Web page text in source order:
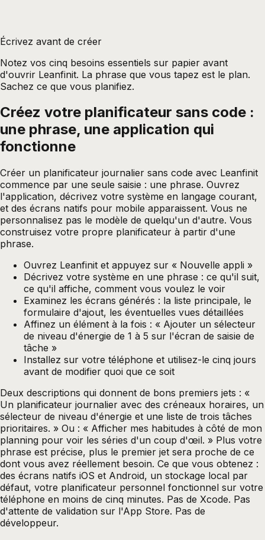
Écrivez avant de créer
Notez vos cinq besoins essentiels sur papier avant
d'ouvrir Leanfinit. La phrase que vous tapez est le plan.
Sachez ce que vous planifiez.
Créez votre planificateur sans code :
une phrase, une application qui
fonctionne
Créer un planificateur journalier sans code avec Leanfinit
commence par une seule saisie : une phrase. Ouvrez
l'application, décrivez votre système en langage courant,
et des écrans natifs pour mobile apparaissent. Vous ne
personnalisez pas le modèle de quelqu'un d'autre. Vous
construisez votre propre planificateur à partir d'une
phrase.
Ouvrez Leanfinit et appuyez sur « Nouvelle appli »
Décrivez votre système en une phrase : ce qu'il suit,
ce qu'il affiche, comment vous voulez le voir
Examinez les écrans générés : la liste principale, le
formulaire d'ajout, les éventuelles vues détaillées
Affinez un élément à la fois : « Ajouter un sélecteur
de niveau d'énergie de 1 à 5 sur l'écran de saisie de
tâche »
Installez sur votre téléphone et utilisez-le cinq jours
avant de modifier quoi que ce soit
Deux descriptions qui donnent de bons premiers jets : «
Un planificateur journalier avec des créneaux horaires, un
sélecteur de niveau d'énergie et une liste de trois tâches
prioritaires. » Ou : « Afficher mes habitudes à côté de mon
planning pour voir les séries d'un coup d'œil. » Plus votre
phrase est précise, plus le premier jet sera proche de ce
dont vous avez réellement besoin. Ce que vous obtenez :
des écrans natifs iOS et Android, un stockage local par
défaut, votre planificateur personnel fonctionnel sur votre
téléphone en moins de cinq minutes. Pas de Xcode. Pas
d'attente de validation sur l'App Store. Pas de
développeur.